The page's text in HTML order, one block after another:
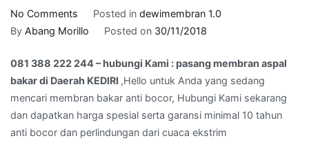
No Comments
081
222
244
–
hubungi
Kami
Posted in dewimembran 1.0
By Abang Morillo Posted on 30/11/2018
081 388 222 244 – hubungi Kami : pasang membran aspal
bakar di Daerah KEDIRI ,Hello untuk Anda yang sedang
mencari membran bakar anti bocor, Hubungi Kami sekarang
dan dapatkan harga spesial serta garansi minimal 10 tahun
anti bocor dan perlindungan dari cuaca ekstrim